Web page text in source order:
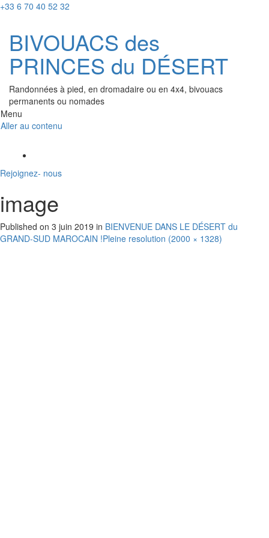
+33 6 70 40 52 32
BIVOUACS des
PRINCES du DÉSERT
Randonnées à pied, en dromadaire ou en 4x4, bivouacs
permanents ou nomades
Menu
Aller au contenu
Rejoignez- nous
image
Published on 3 juin 2019 in BIENVENUE DANS LE DÉSERT du
GRAND-SUD MAROCAIN !Pleine resolution (2000 × 1328)